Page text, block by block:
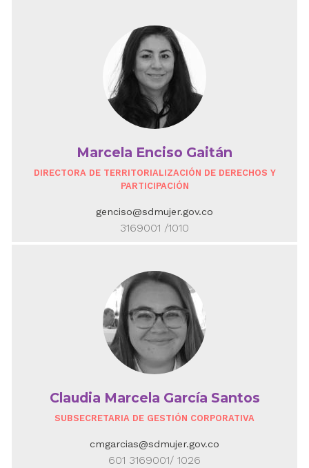
Claudia Marcela García Santos
SUBSECRETARIA DE GESTIÓN CORPORATIVA
cmgarcias@sdmujer.gov.co
601 3169001/ 1026
Marcela Enciso Gaitán
DIRECTORA DE TERRITORIALIZACIÓN DE DERECHOS Y
PARTICIPACIÓN
genciso@sdmujer.gov.co
3169001 /1010